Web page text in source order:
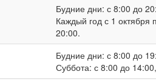
Будние дни: с 8:00 до
Каждый год с 1 октября
20:00.
Будние дни: с 8:00 до
Суббота: с 8:00 до